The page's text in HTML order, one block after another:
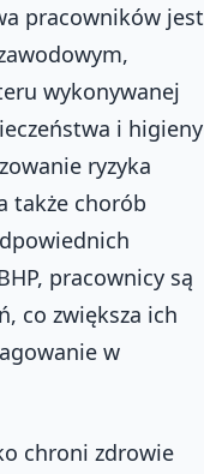
pracowników jest
wykonywanej
i higieny
ryzyka
także chorób
pracownicy są
co zwiększa ich
w
chroni zdrowie